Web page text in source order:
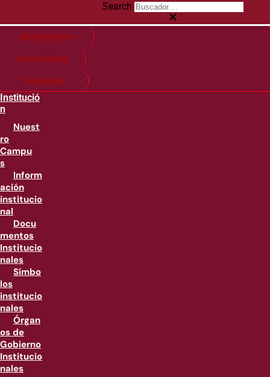
Search
Citas financieras
Guía de matricula
Pago en línea
Institució
n
Nuest
ro
Campu
s
Inform
ación
institucio
nal
Docu
mentos
Institucio
nales
Símbo
los
institucio
nales
Órgan
os de
Gobierno
Institucio
nales